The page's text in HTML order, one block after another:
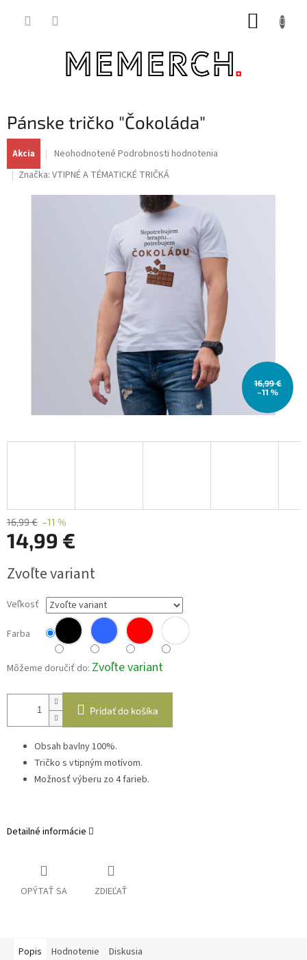
Pánske tričko "Čokoláda"
Akcia
Priemerné
produktu
je
Neohodnotené Podrobnosti hodnotenia
Značka: VTIPNÉ A TÉMATICKÉ TRIČKÁ
16,99 €
–11 %
16,99 € –11 %
14,99 €
cena:
Zvoľte variant
Veľkosť
Farba
Môžeme doručiť do: Zvoľte variant
Pridať do košíka
Obsah bavlny 100%.
Tričko s vtipným motívom.
Možnosť výberu zo 4 farieb.
Detailné informácie
OPÝTAŤ SA ZDIEĽAŤ
Popis Hodnotenie Diskusia